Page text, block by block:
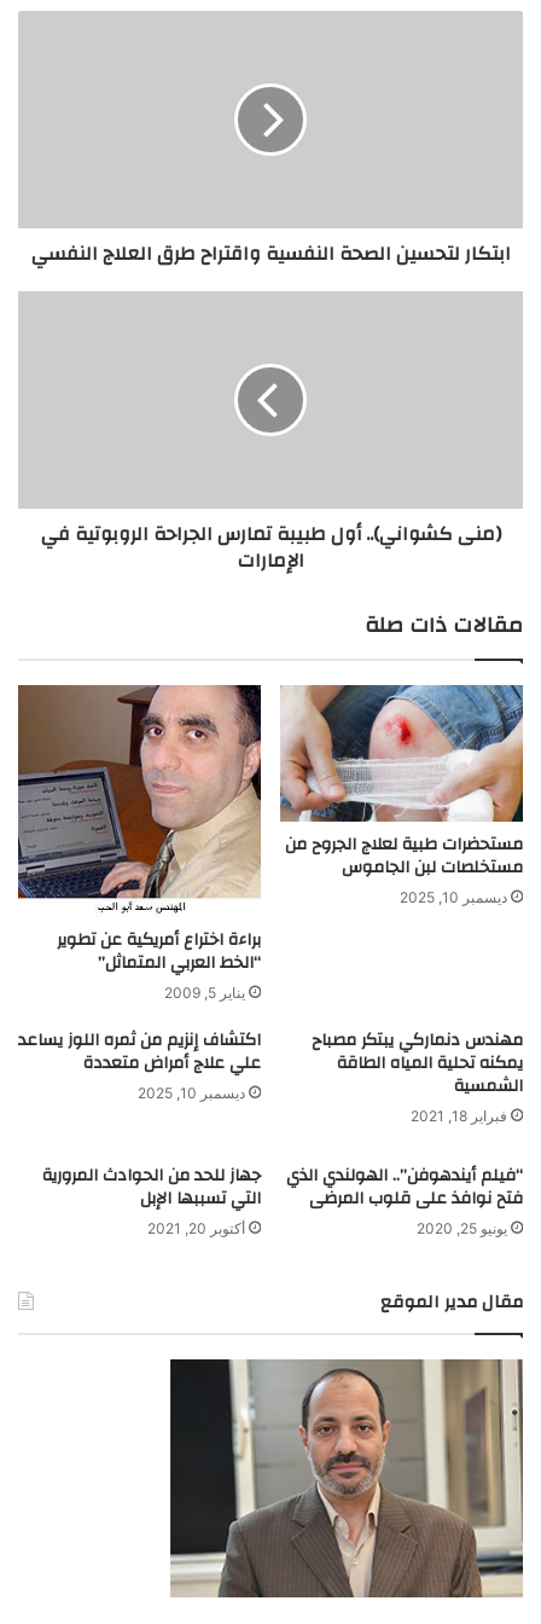
ابتكار لتحسين الصحة النفسية واقتراح طرق العلاج النفسي
الإمارات
(منى كشواني).. أول طبيبة تمارس الجراحة الروبوتية في
الإمارات
مقالات ذات صلة
مستحضرات طبية لعلاج الجروح من
مستخلصات لبن الجاموس
ديسمبر 10, 2025
براءة اختراع أمريكية عن تطوير
“الخط العربي المتماثل”
يناير 5, 2009
مهندس دنماركي يبتكر مصباح
يمكنه تحلية المياه الطاقة
الشمسية
فبراير 18, 2021
اكتشاف إنزيم من ثمره اللوز يساعد
علي علاج أمراض متعددة
ديسمبر 10, 2025
“فيلم أيندهوفن”.. الهولندي الذي
فتح نوافذ على قلوب المرضى
يونيو 25, 2020
جهاز للحد من الحوادث المرورية
التي تسببها الإبل
أكتوبر 20, 2021
مقال مدير الموقع